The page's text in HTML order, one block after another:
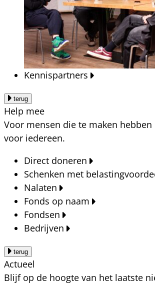
Kennispartners
terug
Help mee
Voor mensen die te maken
voor iedereen.
Direct doneren
Schenken met
Nalaten
Fonds op naam
Fondsen
Bedrijven
terug
Actueel
Blijf op de hoogte van het laatste